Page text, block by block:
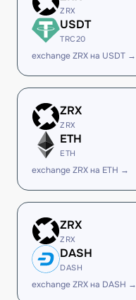
ZRX
USDT
TRC20
exchange ZRX на USDT →
ZRX
ZRX
ETH
ETH
exchange ZRX на ETH →
ZRX
ZRX
DASH
DASH
exchange ZRX на DASH →